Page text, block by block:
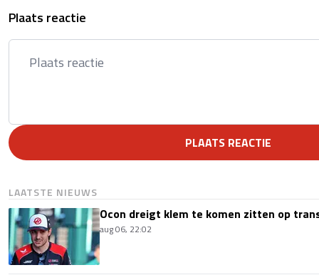
Plaats reactie
PLAATS REACTIE
LAATSTE NIEUWS
Ocon dreigt klem te komen zitten op
aug 06, 22:02